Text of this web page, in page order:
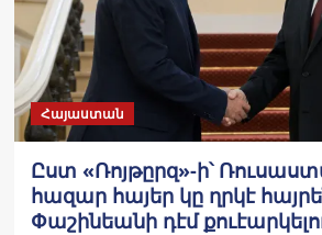
Հայաստան
Ըստ «Ռոյթըրզ»-ի՝
հազար հայեր կը ղրկէ
Փաշինեանի դէմ